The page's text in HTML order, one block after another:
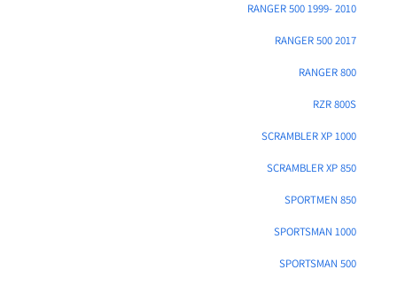
RANGER 500 1999- 2010
RANGER 500 2017
RANGER 800
RZR 800S
SCRAMBLER XP 1000
SCRAMBLER XP 850
SPORTMEN 850
SPORTSMAN 1000
SPORTSMAN 500